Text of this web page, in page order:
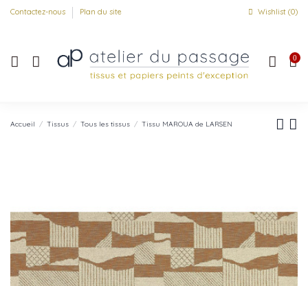
Contactez-nous Plan du site Wishlist (0)
0
Accueil Tissus Tous les tissus Tissu MAROUA de LARSEN